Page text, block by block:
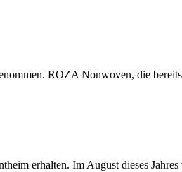
ROZA Nonwoven, die
erhalten. Im August dieses